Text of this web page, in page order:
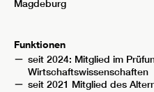
Magdeburg
Funktionen
seit 2024: Mitglied im
Wirtschaftswissenschaften
seit 2021 Mitglied des